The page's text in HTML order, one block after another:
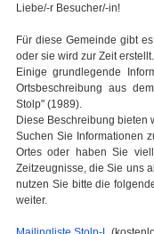
Liebe/-r Besucher/-in!
Für diese Gemeinde gibt
oder sie wird zur Zeit erstellt.
Einige grundlegende
Ortsbeschreibung aus
Stolp" (1989).
Diese Beschreibung bieten
Suchen Sie Informationen
Ortes oder haben Sie
Zeitzeugnisse, die Sie uns
nutzen Sie bitte die
weiter.